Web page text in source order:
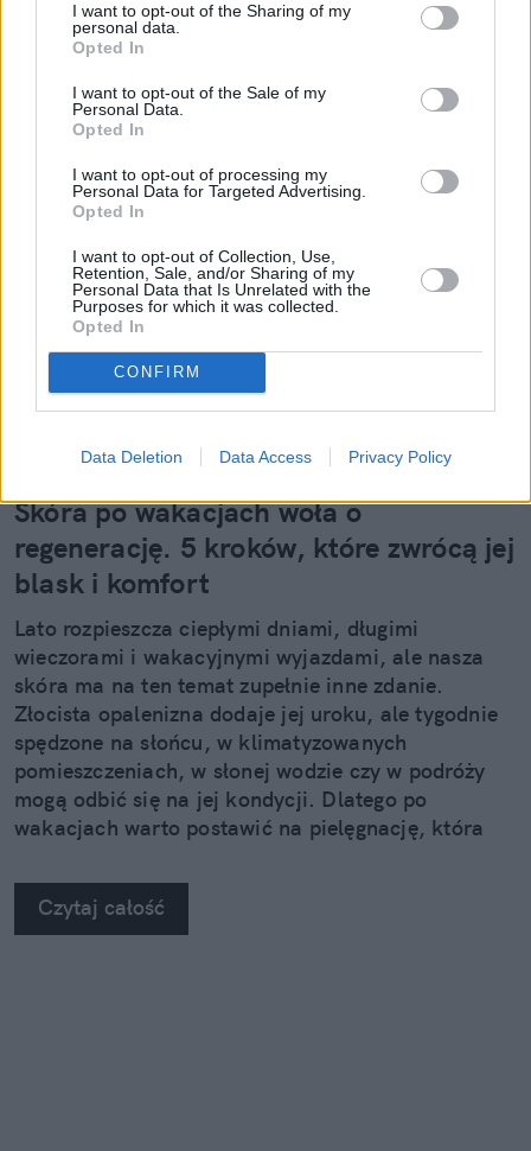
I want to opt-out of the Sharing of my
personal data.
Opted In
I want to opt-out of the Sale of my
Personal Data.
Opted In
I want to opt-out of processing my
Personal Data for Targeted Advertising.
Opted In
I want to opt-out of Collection, Use,
Retention, Sale, and/or Sharing of my
Personal Data that Is Unrelated with the
Purposes for which it was collected.
Opted In
CONFIRM
Data Deletion Data Access Privacy Policy
Czytaj więcej
Skóra po wakacjach woła o
regenerację. 5 kroków, które zwrócą jej
blask i komfort
Lato rozpieszcza ciepłymi dniami, długimi
wieczorami i wakacyjnymi wyjazdami, ale nasza
skóra ma na ten temat zupełnie inne zdanie.
Złocista opalenizna dodaje jej uroku, ale tygodnie
spędzone na słońcu, w klimatyzowanych
pomieszczeniach, w słonej wodzie czy w podróży
mogą odbić się na jej kondycji. Dlatego po
wakacjach warto postawić na pielęgnację, która
jak pięć kosmetyków z linii Neuro Adapt marki
Clochee może pomóc skórze odzyskać równowagę.
Czytaj całość